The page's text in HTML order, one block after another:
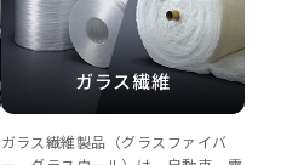
ガラス繊維
ガラス繊維製品（グラスファイバ